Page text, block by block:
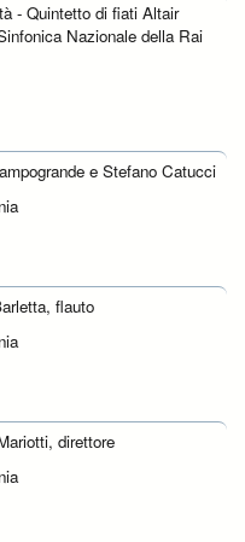
- Quintetto di fiati Altair
Nazionale della Rai
e Stefano Catucci
flauto
direttore